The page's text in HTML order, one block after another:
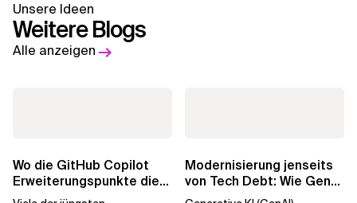
Unsere Ideen
Weitere Blogs
Alle anzeigen
Wo die GitHub Copilot
Erweiterungspunkte die
Governance brechen
Modernisierung jenseits
von Tech Debt: Wie GenAI
die